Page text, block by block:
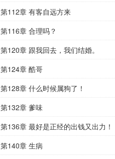
第112章 有客自远方来
第116章 合理吗？
第120章 跟我回去，我们结婚。
第124章 酷哥
第128章 什么时候属狗了！
第132章 爹味
第136章 最好是正经的出钱又出力！
第140章 生病